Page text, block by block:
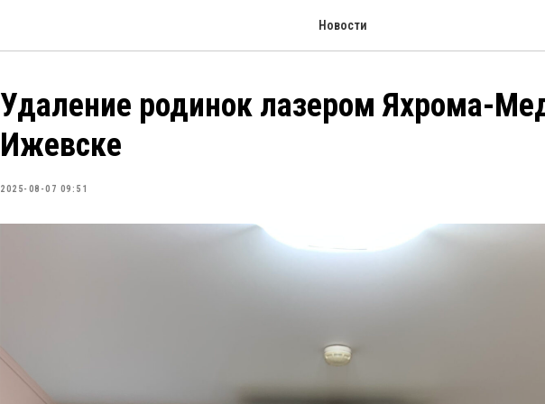
Новости
Удаление родинок лазером Яхрома-
Ижевске
2025-08-07 09:51